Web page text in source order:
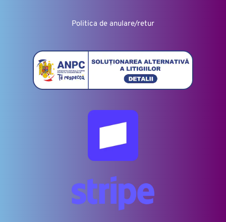
Politica de anulare/retur